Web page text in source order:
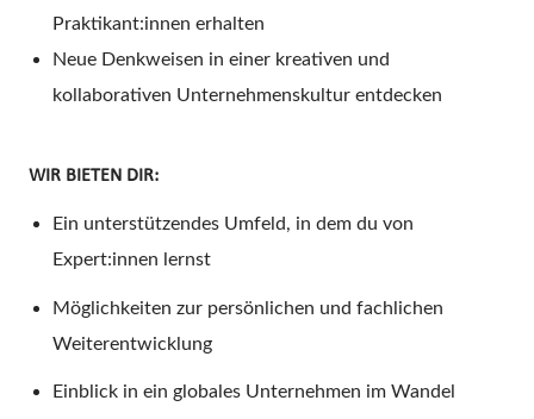
Praktikant:innen erhalten
Neue Denkweisen in einer kreativen und
kollaborativen Unternehmenskultur entdecken
WIR BIETEN DIR:
Ein unterstützendes Umfeld, in dem du von
Expert:innen lernst
Möglichkeiten zur persönlichen und fachlichen
Weiterentwicklung
Einblick in ein globales Unternehmen im Wandel